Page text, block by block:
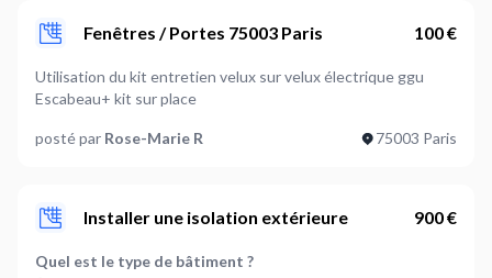
Fenêtres / Portes 75003 Paris 100 €
Utilisation du kit entretien velux sur velux électrique ggu
Escabeau+ kit sur place
posté par Rose-Marie R 75003 Paris
Installer une isolation extérieure 900 €
Quel est le type de bâtiment ?